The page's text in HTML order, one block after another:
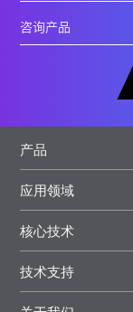
产品
应用领域
核心技术
技术支持